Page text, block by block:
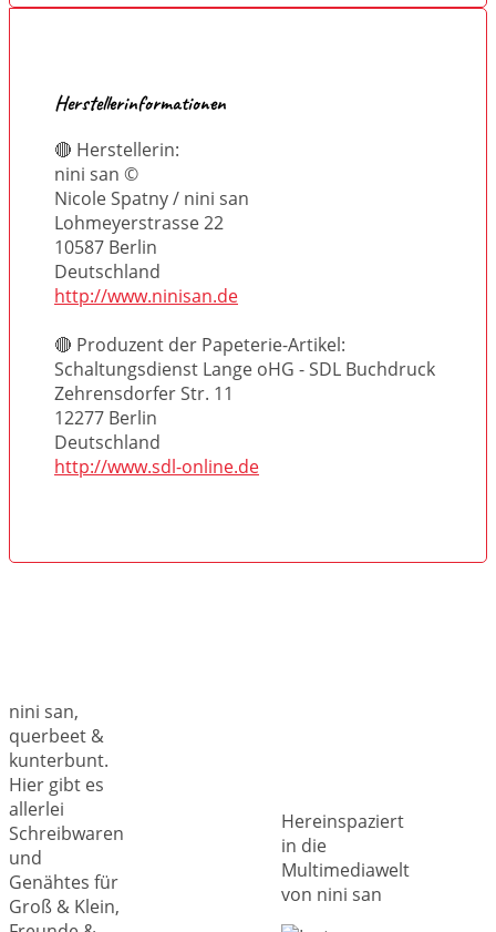
Herstellerinformationen
🔴 Herstellerin:
nini san ©
Nicole Spatny / nini san
Lohmeyerstrasse 22
10587 Berlin
Deutschland
http://www.ninisan.de
🔴 Produzent der Papeterie-Artikel:
Schaltungsdienst Lange oHG - SDL Buchdruck
Zehrensdorfer Str. 11
12277 Berlin
Deutschland
http://www.sdl-online.de
nini san,
querbeet &
kunterbunt.
Hier gibt es
allerlei
Schreibwaren
und
Genähtes für
Groß & Klein,
Hereinspaziert
in die
Multimediawelt
von nini san